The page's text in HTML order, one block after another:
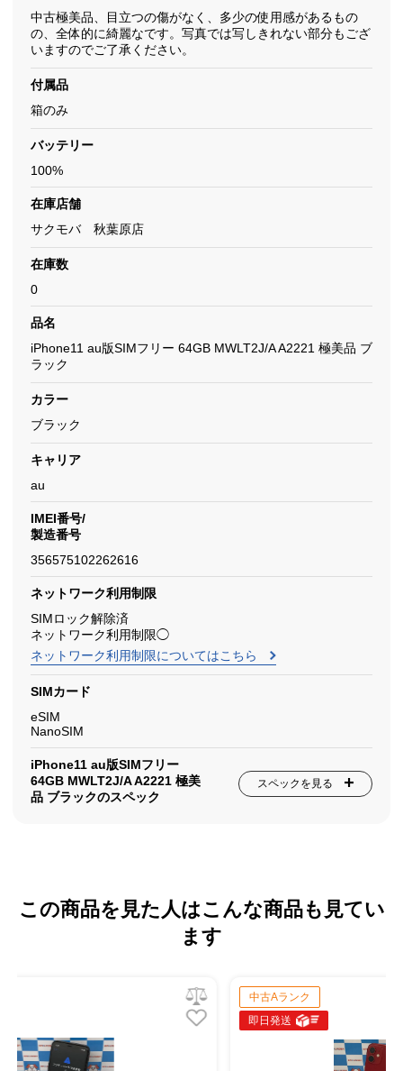
中古極美品、目立つの傷がなく、多少の使用感があるもの
の、全体的に綺麗なです。写真では写しきれない部分もござ
いますのでご了承ください。
付属品
箱のみ
バッテリー
100%
在庫店舗
サクモバ 秋葉原店
在庫数
0
品名
iPhone11 au版SIMフリー 64GB MWLT2J/A A2221 極美品 ブ
ラック
カラー
ブラック
キャリア
au
IMEI番号/
製造番号
356575102262616
ネットワーク利用制限
SIMロック解除済
ネットワーク利用制限◯
ネットワーク利用制限についてはこちら
SIMカード
eSIM
NanoSIM
iPhone11 au版SIMフリー
64GB MWLT2J/A A2221 極美
品 ブラックのスペック
スペックを見る
この商品を見た人はこんな商品も見てい
ます